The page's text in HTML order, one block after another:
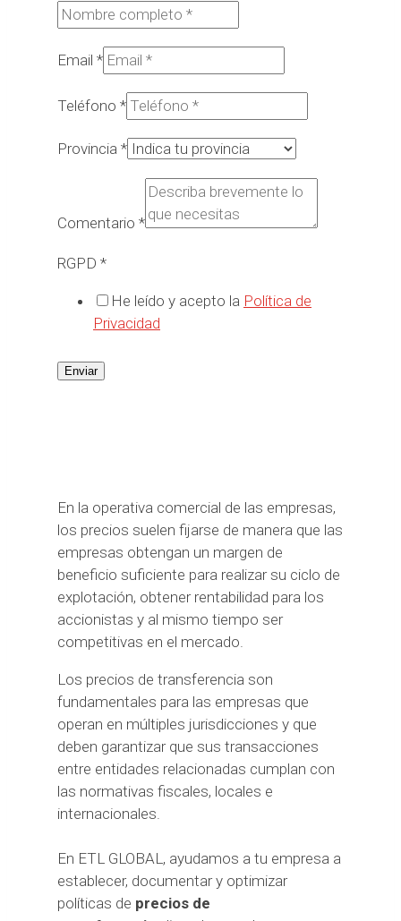
Email *
Teléfono *
Provincia *
Comentario *
RGPD *
He leído y acepto la Política de
Privacidad
Enviar
En la operativa comercial de las empresas,
los precios suelen fijarse de manera que las
empresas obtengan un margen de
beneficio suficiente para realizar su ciclo de
explotación, obtener rentabilidad para los
accionistas y al mismo tiempo ser
competitivas en el mercado.
Los precios de transferencia son
fundamentales para las empresas que
operan en múltiples jurisdicciones y que
deben garantizar que sus transacciones
entre entidades relacionadas cumplan con
las normativas fiscales, locales e
internacionales.
En ETL GLOBAL, ayudamos a tu empresa a
establecer, documentar y optimizar
políticas de precios de